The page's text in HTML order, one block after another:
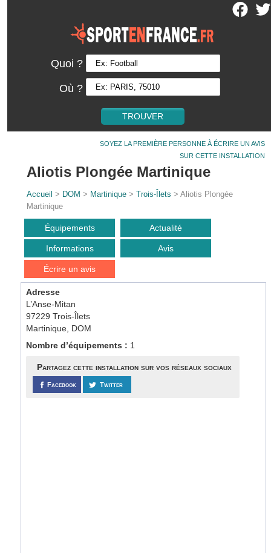
Quoi ?
Où ?
SOYEZ LA PREMIÈRE PERSONNE À ÉCRIRE UN AVIS
SUR CETTE INSTALLATION
Aliotis Plongée Martinique
Accueil > DOM > Martinique >Trois-Îlets > Aliotis Plongée
Martinique
Équipements Actualité
Informations Avis
Écrire un avis
Adresse
L’Anse-Mitan
97229 Trois-Îlets
Martinique, DOM
Nombre d’équipements : 1
Partagez cette installation sur vos réseaux sociaux
Facebook Twitter